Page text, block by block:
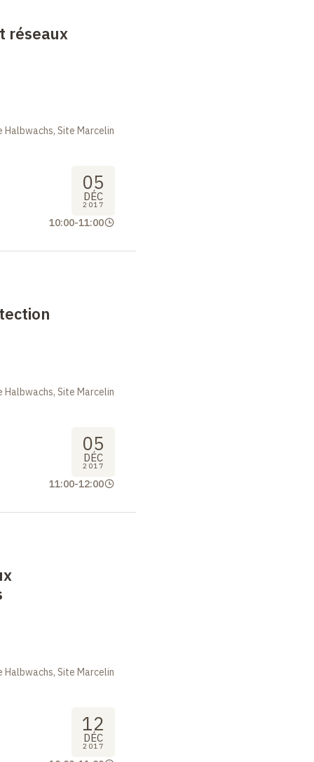
réseaux
Site Marcelin
05
DÉC
2017
10:00-11:00
Site Marcelin
05
DÉC
2017
11:00-12:00
Site Marcelin
12
DÉC
2017